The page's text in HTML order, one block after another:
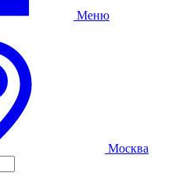
Меню
Москва